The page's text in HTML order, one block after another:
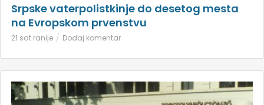
Srpske vaterpolistkinje do desetog mesta
na Evropskom prvenstvu
21 sat ranije Dodaj komentar